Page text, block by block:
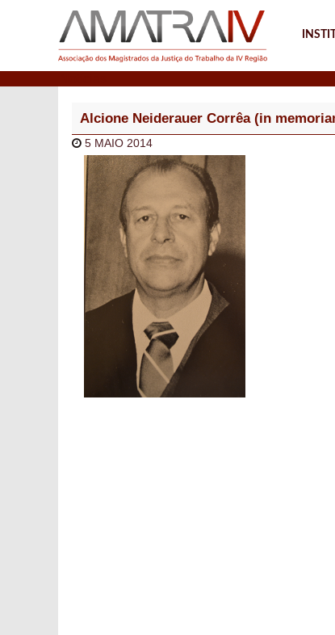
Alcione Neiderauer Corrêa (in
5 MAIO 2014